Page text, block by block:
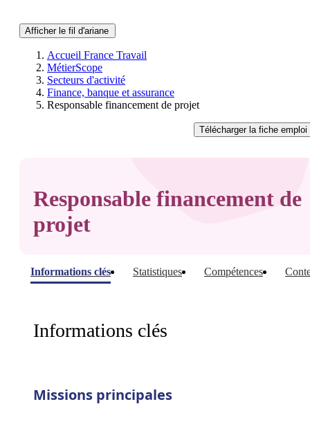
Afficher le fil d'ariane
Accueil France Travail
MétierScope
Secteurs d'activité
Finance, banque et assurance
Responsable financement de projet
Télécharger la fiche emploi
Responsable financement de
projet
Informations clés Statistiques Compétences
Informations clés
Missions principales